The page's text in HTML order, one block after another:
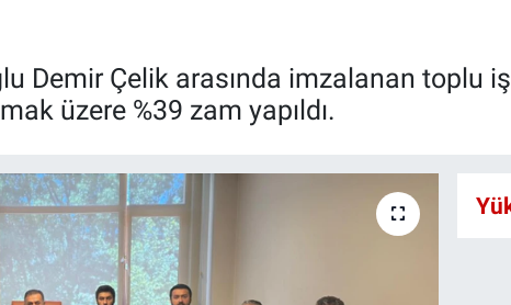
Demir Çelik arasında imzalanan toplu
üzere %39 zam yapıldı.